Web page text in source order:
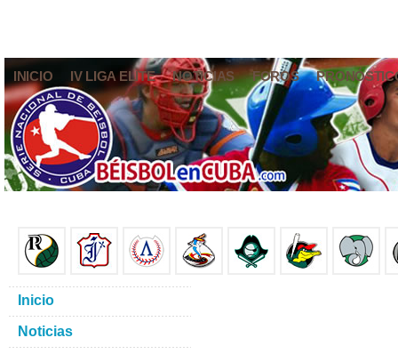
INICIO IV LIGA ELITE NOTICIAS FOROS
Inicio
Noticias